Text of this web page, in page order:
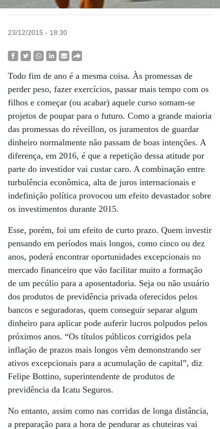
23/12/2015 - 18:30
Todo fim de ano é a mesma coisa. Às promessas de
perder peso, fazer exercícios, passar mais tempo com os
filhos e começar (ou acabar) aquele curso somam-se
projetos de poupar para o futuro. Como a grande maioria
das promessas do réveillon, os juramentos de guardar
dinheiro normalmente não passam de boas intenções. A
diferença, em 2016, é que a repetição dessa atitude por
parte do investidor vai custar caro. A combinação entre
turbulência econômica, alta de juros internacionais e
indefinição política provocou um efeito devastador sobre
os investimentos durante 2015.
Esse, porém, foi um efeito de curto prazo. Quem investir
pensando em períodos mais longos, como cinco ou dez
anos, poderá encontrar oportunidades excepcionais no
mercado financeiro que vão facilitar muito a formação
de um pecúlio para a aposentadoria. Seja ou não usuário
dos produtos de previdência privada oferecidos pelos
bancos e seguradoras, quem conseguir separar algum
dinheiro para aplicar pode auferir lucros polpudos pelos
próximos anos. “Os títulos públicos corrigidos pela
inflação de prazos mais longos vêm demonstrando ser
ativos excepcionais para a acumulação de capital”, diz
Felipe Bottino, superintendente de produtos de
previdência da Icatu Seguros.
No entanto, assim como nas corridas de longa distância,
a preparação para a hora de pendurar as chuteiras vai